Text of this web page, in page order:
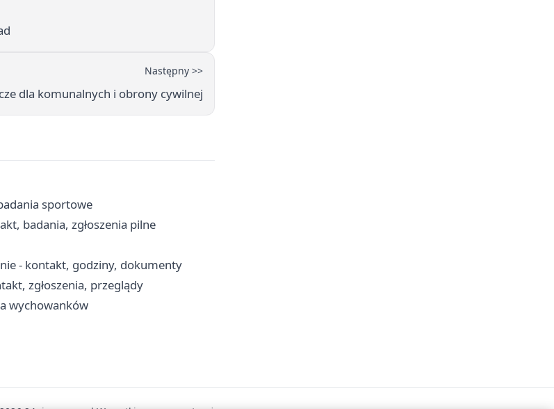
Następny >>
dla komunalnych i obrony cywilnej
sportowe
badania, zgłoszenia pilne
- kontakt, godziny, dokumenty
zgłoszenia, przeglądy
wychowanków